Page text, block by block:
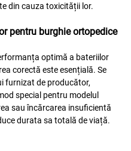
din cauza toxicității lor.
pentru burghie ortopedice
optimă a bateriilor
corectă este esențială. Se
furnizat de producător,
special pentru modelul
sau încărcarea insuficientă
durata sa totală de viață.